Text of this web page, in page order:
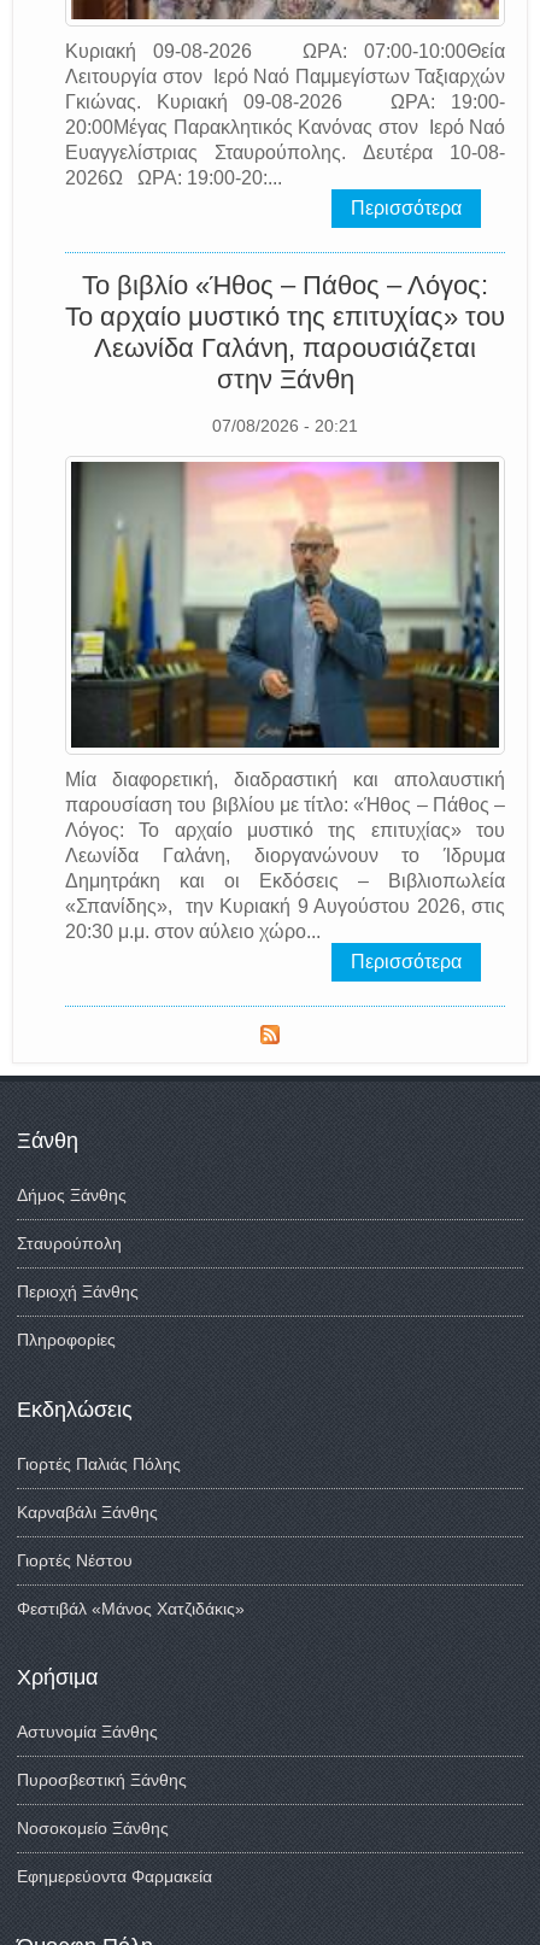
Κυριακή 09-08-2026 ΩΡΑ: 07:00-10:00Θεία
Λειτουργία στον Ιερό Ναό Παμμεγίστων Ταξιαρχών
Γκιώνας. Κυριακή 09-08-2026 ΩΡΑ: 19:00-
20:00Μέγας Παρακλητικός Κανόνας στον Ιερό Ναό
Ευαγγελίστριας Σταυρούπολης. Δευτέρα 10-08-
2026Ω ΩΡΑ: 19:00-20:...
Περισσότερα
Το βιβλίο «Ήθος – Πάθος – Λόγος:
Το αρχαίο μυστικό της επιτυχίας» του
Λεωνίδα Γαλάνη, παρουσιάζεται
στην Ξάνθη
07/08/2026 - 20:21
Μία διαφορετική, διαδραστική και απολαυστική
παρουσίαση του βιβλίου με τίτλο: «Ήθος – Πάθος –
Λόγος: Το αρχαίο μυστικό της επιτυχίας» του
Λεωνίδα Γαλάνη, διοργανώνουν το Ίδρυμα
Δημητράκη και οι Εκδόσεις – Βιβλιοπωλεία
«Σπανίδης», την Κυριακή 9 Αυγούστου 2026, στις
20:30 μ.μ. στον αύλειο χώρο...
Περισσότερα
Ξάνθη
Δήμος Ξάνθης
Σταυρούπολη
Περιοχή Ξάνθης
Πληροφορίες
Εκδηλώσεις
Γιορτές Παλιάς Πόλης
Καρναβάλι Ξάνθης
Γιορτές Νέστου
Φεστιβάλ «Μάνος Χατζιδάκις»
Χρήσιμα
Αστυνομία Ξάνθης
Πυροσβεστική Ξάνθης
Νοσοκομείο Ξάνθης
Εφημερεύοντα Φαρμακεία